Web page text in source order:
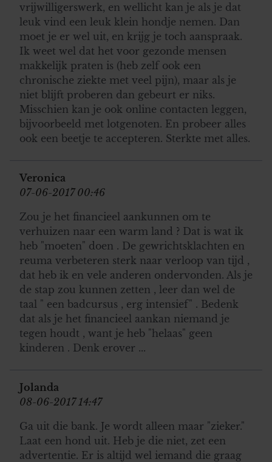
vrijwilligerswerk, en wellicht kan je als je dat
leuk vind een leuk klein hondje nemen. Dan
moet je er wel uit, en krijg je toch aanspraak.
Ik weet wel dat het voor gezonde mensen
makkelijk praten is (heb zelf ook een
chronische ziekte met veel pijn), maar als je
niet blijft proberen dan gebeurt er niks.
Misschien kan je ook online contacten leggen,
bijvoorbeeld met lotgenoten. En probeer alles
ook een beetje te accepteren. Sterkte met alles.
Veronica
07-06-2017 00:46
Zou je het financieel aankunnen om te
verhuizen naar een warm land ? Dat is wat ik
heb "moeten" doen . De gewrichtsklachten en
reuma verbeteren sterk naar verloop van tijd ,
dat heb ik en vele anderen ondervonden. Als je
de stap zou kunnen zetten , leer dan wel de
taal " een badcursus , erg intensief" . Bedenk
dat als je het financieel aankan niemand je
tegen houdt , want je heb "helaas" geen
kinderen . Denk erover ...
Jolanda
08-06-2017 14:47
Ga uit die bank. Je wordt alleen maar "zieker."
Laat een hond uit. Heb je die niet, zet een
advertentie. Er is altijd wel iemand die graag